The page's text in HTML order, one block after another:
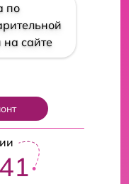
по
на сайте